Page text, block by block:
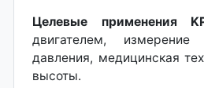
Целевые применения
двигателем, измерение
давления, медицинская
высоты.